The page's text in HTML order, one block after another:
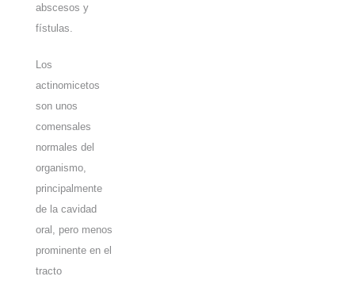
abscesos y
fístulas.
Los
actinomicetos
son unos
comensales
normales del
organismo,
principalmente
de la cavidad
oral, pero menos
prominente en el
tracto